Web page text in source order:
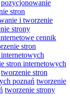
pozycjonowanie
stron
i tworzenie
strony
cennik
stron
stron internetowych
tworzenie stron
poznań tworzenie
tworzenie strony